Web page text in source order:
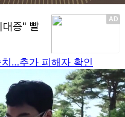
…추가 피해자 확인